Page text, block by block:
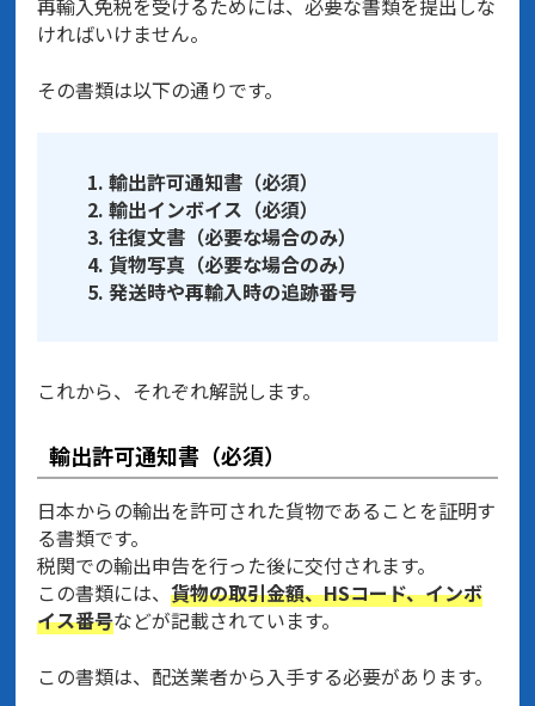
ければいけません。
その書類は以下の通りです。
輸出許可通知書（必須）
輸出インボイス（必須）
往復文書（必要な場合のみ）
貨物写真（必要な場合のみ）
発送時や再輸入時の追跡番号
これから、それぞれ解説します。
輸出許可通知書（必須）
日本からの輸出を許可された貨物であることを証明す
る書類です。
税関での輸出申告を行った後に交付されます。
この書類には、貨物の取引金額、HSコード、インボ
イス番号などが記載されています。
この書類は、配送業者から入手する必要があります。